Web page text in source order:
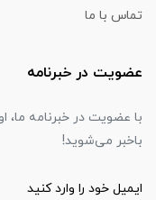
تماس با ما
عضویت در خبرنامه
با عضویت در خبرنامه ما،
باخبر می‌شوید!